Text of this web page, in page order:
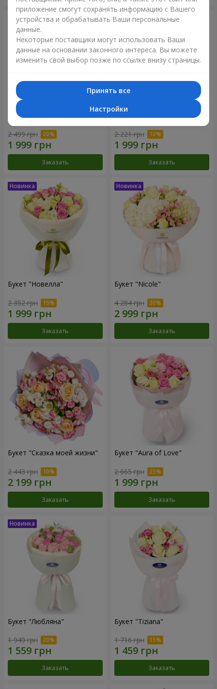
Букет "Дуэт гармонии"
2 499 грн
Заказать
Букет "My Lady"
2 221 грн
Заказать
Букет "Новелла"
2 352 грн
Заказать
Букет "Nicole"
4 284 грн
Заказать
Букет "Сказка моей жизни"
2 443 грн
Заказать
Букет "Aura of Love"
2 665 грн
Заказать
Букет "Любляна"
1 949 грн
Заказать
Букет "Tiziana"
1 716 грн
Заказать
приложение смогут сохранять информацию с Вашего
устройства и обрабатывать Ваши персональные
данные.
Некоторые поставщики могут использовать Ваши
данные на основании законного интереса. Вы можете
изменить свой выбор позже по ссылке внизу страницы.
Принять все
Настройки